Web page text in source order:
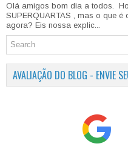
Olá amigos bom dia a todos.
SUPERQUARTAS , mas o que
agora? Eis nossa explic...
AVALIAÇÃO DO BLOG - ENVIE